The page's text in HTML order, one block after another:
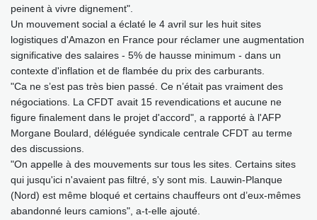
peinent à vivre dignement".
Un mouvement social a éclaté le 4 avril sur les huit sites
logistiques d'Amazon en France pour réclamer une augmentation
significative des salaires - 5% de hausse minimum - dans un
contexte d'inflation et de flambée du prix des carburants.
"Ca ne s’est pas très bien passé. Ce n’était pas vraiment des
négociations. La CFDT avait 15 revendications et aucune ne
figure finalement dans le projet d'accord", a rapporté à l'AFP
Morgane Boulard, déléguée syndicale centrale CFDT au terme
des discussions.
"On appelle à des mouvements sur tous les sites. Certains sites
qui jusqu'ici n'avaient pas filtré, s'y sont mis. Lauwin-Planque
(Nord) est même bloqué et certains chauffeurs ont d’eux-mêmes
abandonné leurs camions", a-t-elle ajouté.